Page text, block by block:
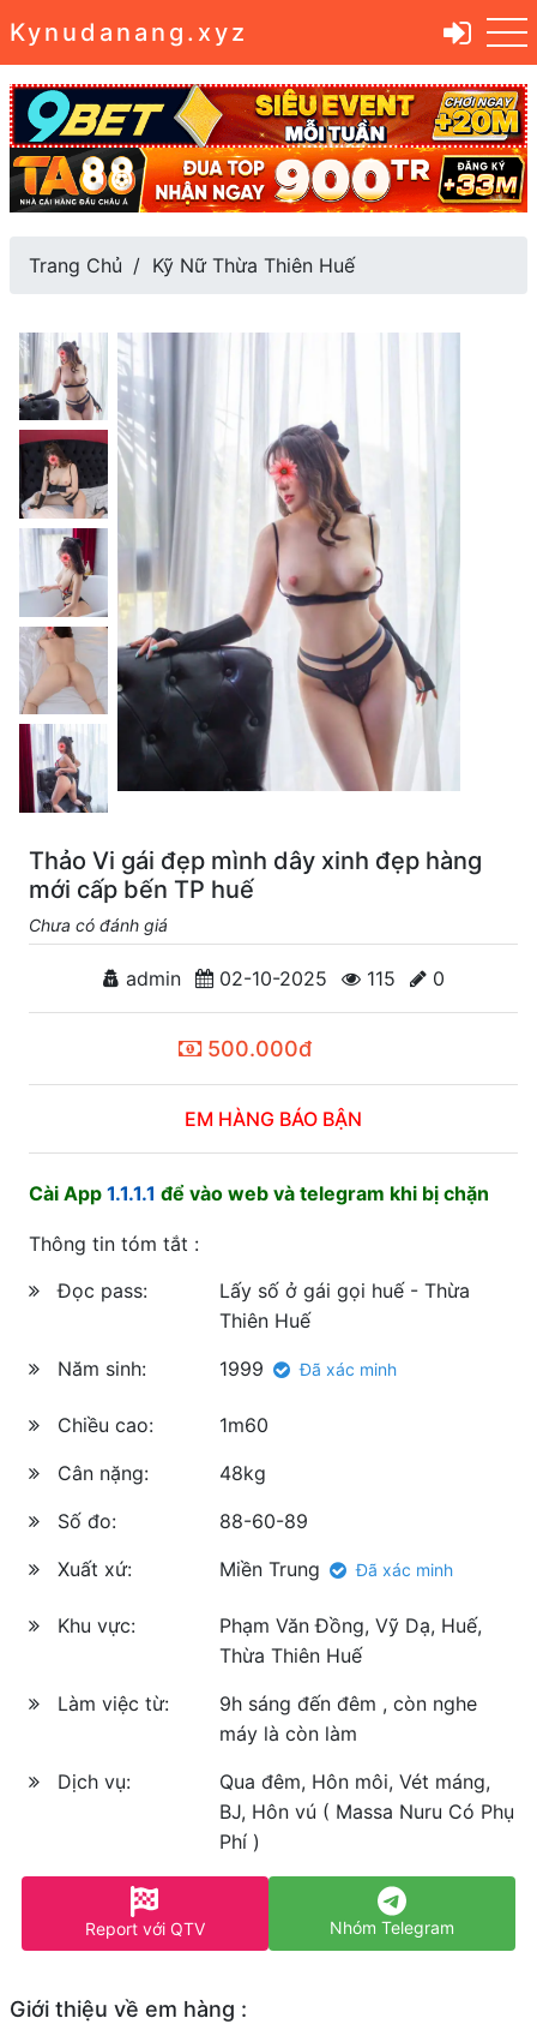
Kynudanang.xyz
Trang Chủ Kỹ Nữ Thừa Thiên Huế
Thảo Vi gái đẹp mình dây xinh đẹp hàng
mới cấp bến TP huế
Chưa có đánh giá
admin 02-10-2025 115 0
500.000đ
EM HÀNG BÁO BẬN
Cài App 1.1.1.1 để vào web và telegram khi bị chặn
Thông tin tóm tắt :
Đọc pass:
Lấy số ở gái gọi huế - Thừa
Thiên Huế
Năm sinh:
1999 Đã xác minh
Chiều cao:
1m60
Cân nặng:
48kg
Số đo:
88-60-89
Xuất xứ:
Miền Trung Đã xác minh
Khu vực:
Phạm Văn Đồng, Vỹ Dạ, Huế,
Thừa Thiên Huế
Làm việc từ:
9h sáng đến đêm , còn nghe
máy là còn làm
Dịch vụ:
Qua đêm, Hôn môi, Vét máng,
BJ, Hôn vú ( Massa Nuru Có Phụ
Phí )
Report với QTV Nhóm Telegram
Giới thiệu về em hàng :